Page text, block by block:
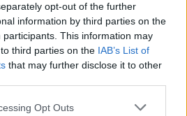
opt-out of the further
information by third parties on the
participants. This information may
third parties on the IAB’s List of
that may further disclose it to other
Opt Outs